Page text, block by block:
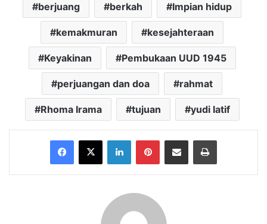
berjuang berkah Impian hidup
kemakmuran kesejahteraan
Keyakinan Pembukaan UUD 1945
perjuangan dan doa rahmat
Rhoma Irama tujuan yudi latif
Facebook
X LinkedInPinterestShare via Email Print